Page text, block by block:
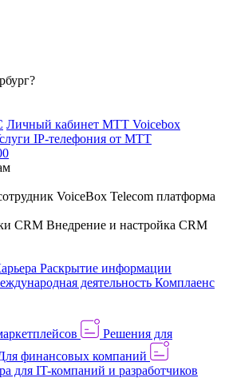
?
Личный кабинет МТТ Voicebox
IP-телефония от МТТ
VoiceBox Telecom платформа
CRM Внедрение и настройка CRM
Раскрытие информации
деятельность Комплаенс
Решения для
финансовых компаний
для IT-компаний и разработчиков